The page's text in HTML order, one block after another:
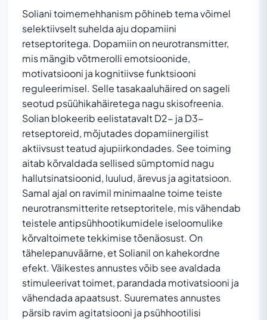
Soliani toimemehhanism põhineb tema võimel
selektiivselt suhelda aju dopamiini
retseptoritega. Dopamiin on neurotransmitter,
mis mängib võtmerolli emotsioonide,
motivatsiooni ja kognitiivse funktsiooni
reguleerimisel. Selle tasakaaluhäired on sageli
seotud psüühikahäiretega nagu skisofreenia.
Solian blokeerib eelistatavalt D2- ja D3-
retseptoreid, mõjutades dopamiinergilist
aktiivsust teatud ajupiirkondades. See toiming
aitab kõrvaldada sellised sümptomid nagu
hallutsinatsioonid, luulud, ärevus ja agitatsioon.
Samal ajal on ravimil minimaalne toime teiste
neurotransmitterite retseptoritele, mis vähendab
teistele antipsühhootikumidele iseloomulike
kõrvaltoimete tekkimise tõenäosust. On
tähelepanuväärne, et Solianil on kahekordne
efekt. Väikestes annustes võib see avaldada
stimuleerivat toimet, parandada motivatsiooni ja
vähendada apaatsust. Suuremates annustes
pärsib ravim agitatsiooni ja psühhootilisi